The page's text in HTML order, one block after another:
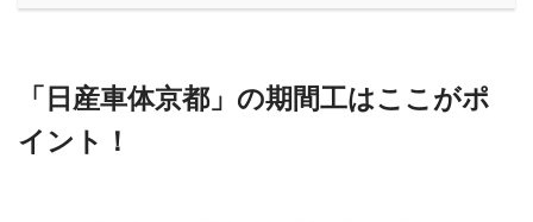
「日産車体京都」の期間工はここがポ
イント！